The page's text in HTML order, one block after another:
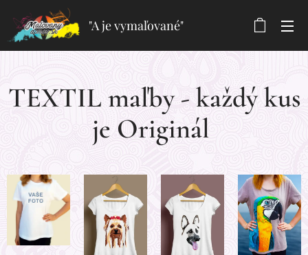
"A je vymaľované"
TEXTIL maľby - každý kus
je Originál